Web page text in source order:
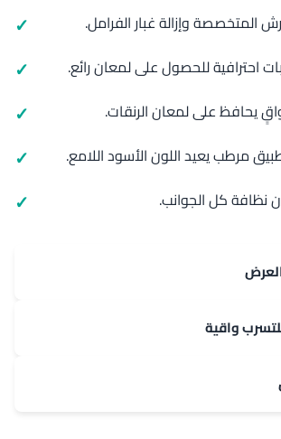
المتخصصة وإزالة غبار الفرامل.
احترافية للحصول على لمعان رائع.
يحافظ على لمعان الرنقات.
مرطب يعيد اللون الأسود اللامع.
كل الجوانب.
واقية